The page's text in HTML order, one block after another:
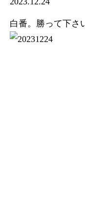
白番。勝って下さ